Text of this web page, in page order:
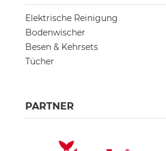
Elektrische Reinigung
Bodenwischer
Besen & Kehrsets
Tücher
PARTNER